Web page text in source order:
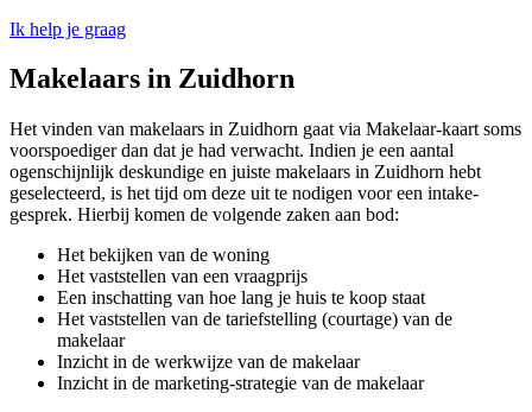
Ik help je graag
Makelaars in Zuidhorn
Het vinden van makelaars in Zuidhorn gaat via Makelaar-kaart soms
voorspoediger dan dat je had verwacht. Indien je een aantal
ogenschijnlijk deskundige en juiste makelaars in Zuidhorn hebt
geselecteerd, is het tijd om deze uit te nodigen voor een intake-
gesprek. Hierbij komen de volgende zaken aan bod:
Het bekijken van de woning
Het vaststellen van een vraagprijs
Een inschatting van hoe lang je huis te koop staat
Het vaststellen van de tariefstelling (courtage) van de
makelaar
Inzicht in de werkwijze van de makelaar
Inzicht in de marketing-strategie van de makelaar